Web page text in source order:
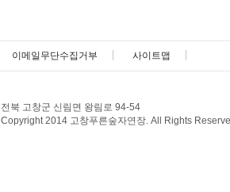
이메일무단수집거부 사이트맵
전북 고창군 신림면 왕림로 94-54
Copyright 2014 고창푸른숲자연장. All Rights